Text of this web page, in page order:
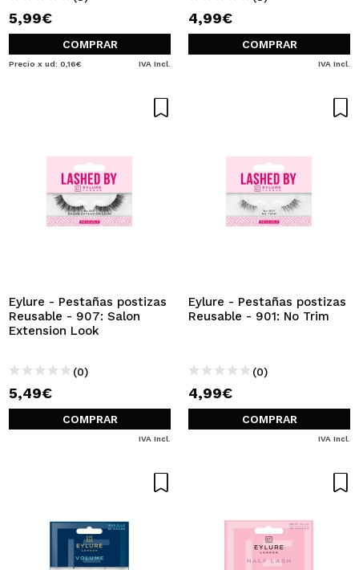
5,99€
COMPRAR
Precio x ud: 0,16€ IVA Incl.
4,99€
COMPRAR
IVA Incl.
Eylure - Pestañas postizas
Reusable - 907: Salon
Extension Look
(0)
5,49€
COMPRAR
IVA Incl.
Eylure - Pestañas postizas
Reusable - 901: No Trim
(0)
4,99€
COMPRAR
IVA Incl.